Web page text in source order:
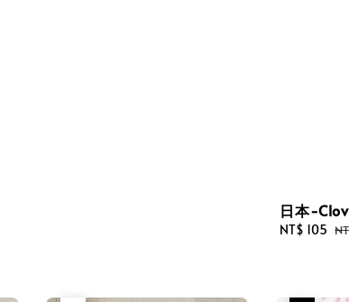
日本-
Sale
NT$ 105